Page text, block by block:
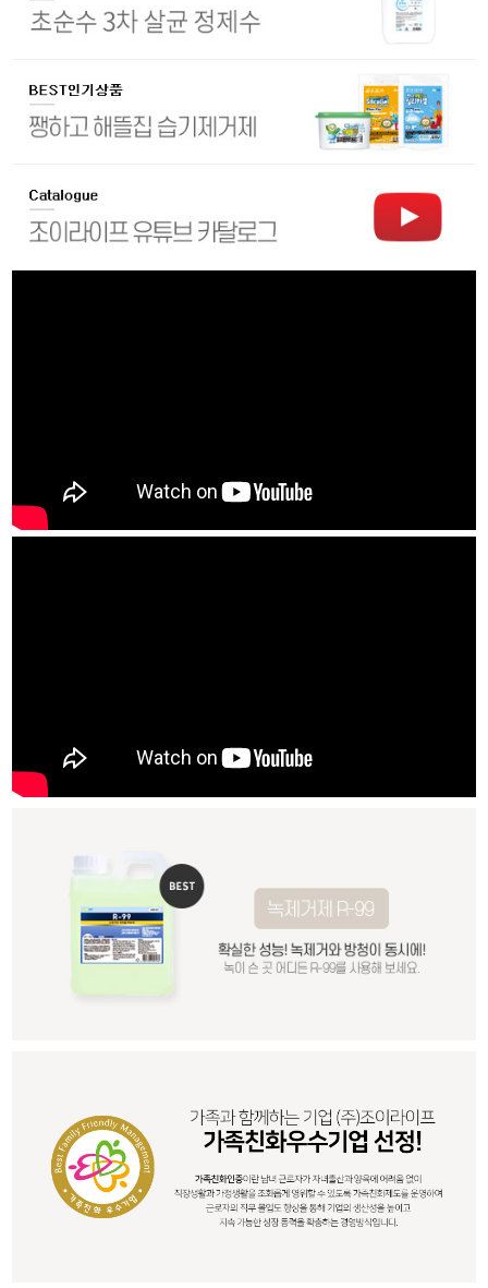
(주)조이라이프 업계 최초 2년 연속 대한민국 로하스 인증 획득